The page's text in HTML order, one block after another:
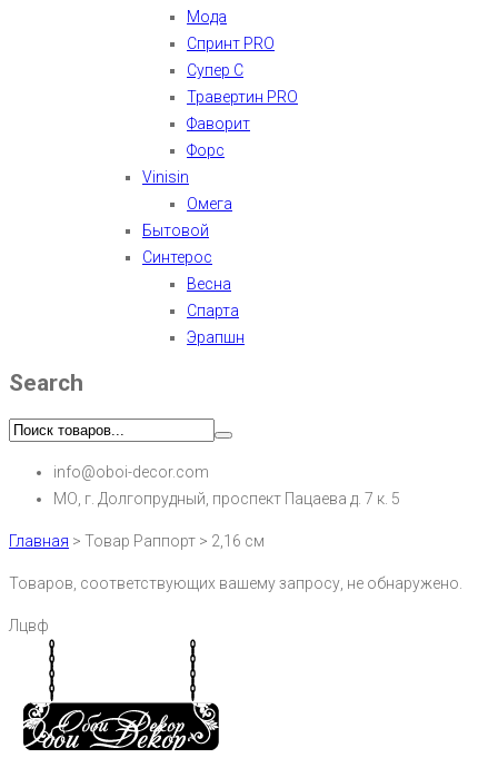
Мода
Спринт PRO
Супер С
Травертин PRO
Фаворит
Форс
Vinisin
Омега
Бытовой
Синтерос
Весна
Спарта
Эрапшн
Search
info@oboi-decor.com
МО, г. Долгопрудный, проспект Пацаева д. 7 к. 5
Главная > Товар Раппорт > 2,16 см
Товаров, соответствующих вашему запросу, не обнаружено.
Лцвф